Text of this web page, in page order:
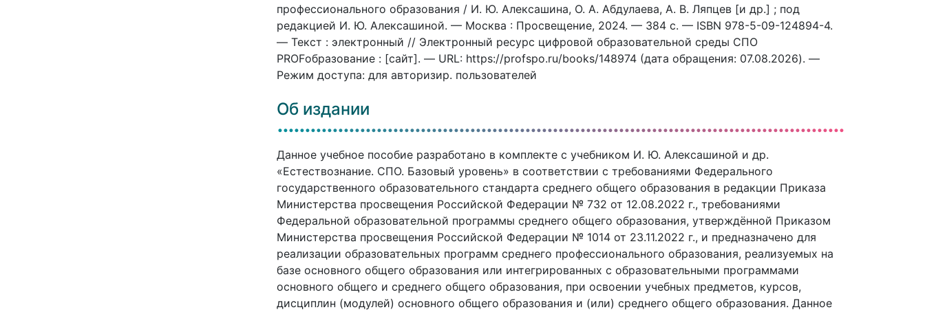
профессионального образования / И. Ю. Алексашина, О. А. Абдулаева, А. В. Ляпцев [и др.] ; под
редакцией И. Ю. Алексашиной. — Москва : Просвещение, 2024. — 384 c. — ISBN 978-5-09-124894-4.
— Текст : электронный // Электронный ресурс цифровой образовательной среды СПО
PROFобразование : [сайт]. — URL: https://profspo.ru/books/148974 (дата обращения: 07.08.2026). —
Режим доступа: для авторизир. пользователей
Об издании
Данное учебное пособие разработано в комплекте с учебником И. Ю. Алексашиной и др.
«Естествознание. СПО. Базовый уровень» в соответствии с требованиями Федерального
государственного образовательного стандарта среднего общего образования в редакции Приказа
Министерства просвещения Российской Федерации № 732 от 12.08.2022 г., требованиями
Федеральной образовательной программы среднего общего образования, утверждённой Приказом
Министерства просвещения Российской Федерации № 1014 от 23.11.2022 г., и предназначено для
реализации образовательных программ среднего профессионального образования, реализуемых на
базе основного общего образования или интегрированных с образовательными программами
основного общего и среднего общего образования, при освоении учебных предметов, курсов,
дисциплин (модулей) основного общего образования и (или) среднего общего образования. Данное